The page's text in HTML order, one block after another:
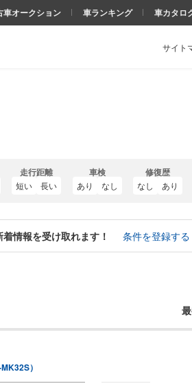
サイト
車オークション 車ランキング 車カタロ
走行距離
短い 長い
車検
あり なし
修復歴
なし あり
情報を受け取れます！ 条件を登録する
）